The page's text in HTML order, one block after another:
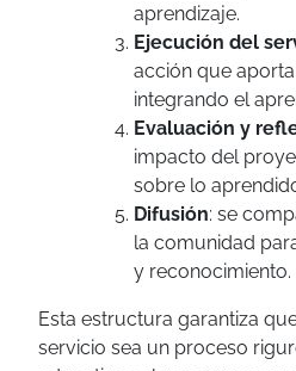
aprendizaje.
Ejecución del
acción que
integrando el
Evaluación y
impacto del
sobre lo
Difusión: se
la comunidad
y reconocimiento.
Esta estructura garantiza
servicio sea un proceso